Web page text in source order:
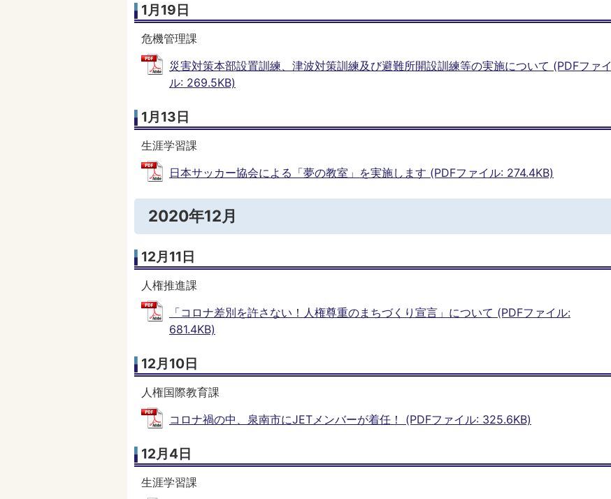
1月19日
危機管理課
災害対策本部設置訓練、津波対策訓練及び避難所開設訓練等の実施について (PDFファイ
ル: 269.5KB)
1月13日
生涯学習課
日本サッカー協会による「夢の教室」を実施します (PDFファイル: 274.4KB)
2020年12月
12月11日
人権推進課
「コロナ差別を許さない！人権尊重のまちづくり宣言」について (PDFファイル:
681.4KB)
12月10日
人権国際教育課
コロナ禍の中、泉南市にJETメンバーが着任！ (PDFファイル: 325.6KB)
12月4日
生涯学習課